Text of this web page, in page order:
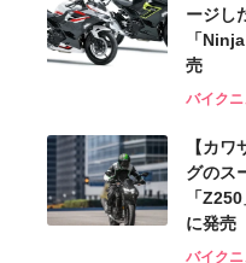
ージし
「
売
バイク
【カ
グのス
「
に発売
バイク